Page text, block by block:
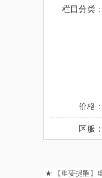
栏目分类：
价格：
区服：
★ 【重要提醒】